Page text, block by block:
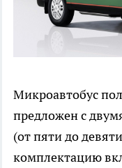
Микроавтобус
предложен с
(от пяти до
комплектацию